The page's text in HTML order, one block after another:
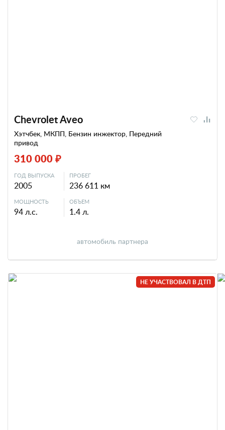
Chevrolet Aveo
Хэтчбек, МКПП, Бензин инжектор, Передний
привод
310 000 ₽
ГОД ВЫПУСКА
2005
ПРОБЕГ
236 611 км
МОЩНОСТЬ
94 л.с.
ОБЪЕМ
1.4 л.
автомобиль партнера
НЕ УЧАСТВОВАЛ В ДТП